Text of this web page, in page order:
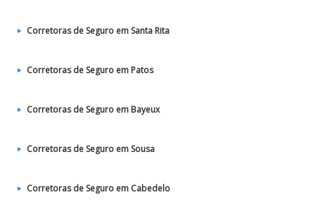
Corretoras de Seguro em Santa Rita
Corretoras de Seguro em Patos‎
Corretoras de Seguro em Bayeux
Corretoras de Seguro em Sousa
Corretoras de Seguro em Cabedelo